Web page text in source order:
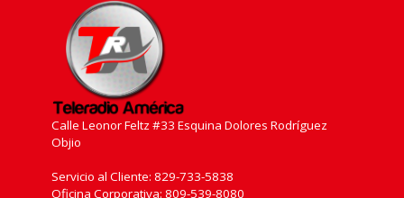
Calle Leonor Feltz #33 Esquina Dolores Rodríguez
Objio
Servicio al Cliente: 829-733-5838
Oficina Corporativa: 809-539-8080